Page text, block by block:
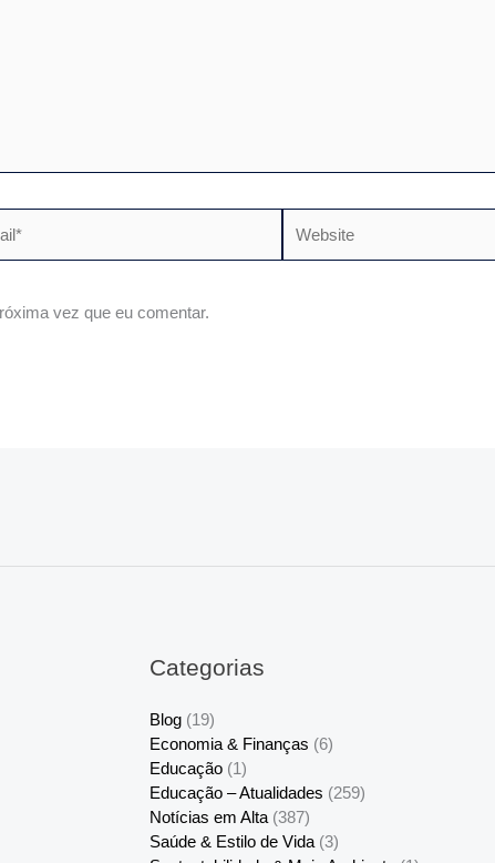
vez que eu comentar.
Categorias
Blog (19)
Economia & Finanças (6)
Educação (1)
Educação – Atualidades (259)
Notícias em Alta (387)
Saúde & Estilo de Vida (3)